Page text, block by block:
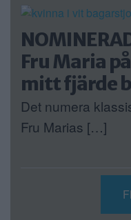
Fru Maria
mitt fjärde
Det numera
Fru Marias […]